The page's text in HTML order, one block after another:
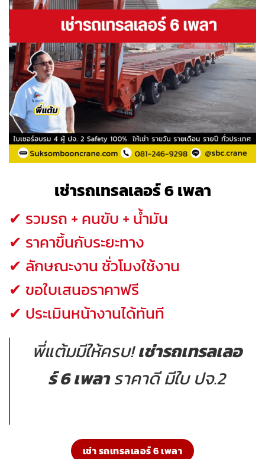
เช่ารถเทรลเลอร์ 6 เพลา
✔ รวมรถ + คนขับ + น้ำมัน
✔ ราคาขึ้นกับระยะทาง
✔ ลักษณะงาน ชั่วโมงใช้งาน
✔ ขอใบเสนอราคาฟรี
✔ ประเมินหน้างานได้ทันที
พี่แต้มมีให้ครบ!เช่ารถเทรลเลอ
ร์ 6 เพลาราคาดี มีใบ ปจ.2
เช่า รถเทรลเลอร์ 6 เพลา